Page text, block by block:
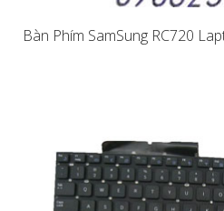
Bàn Phím SamSung RC720